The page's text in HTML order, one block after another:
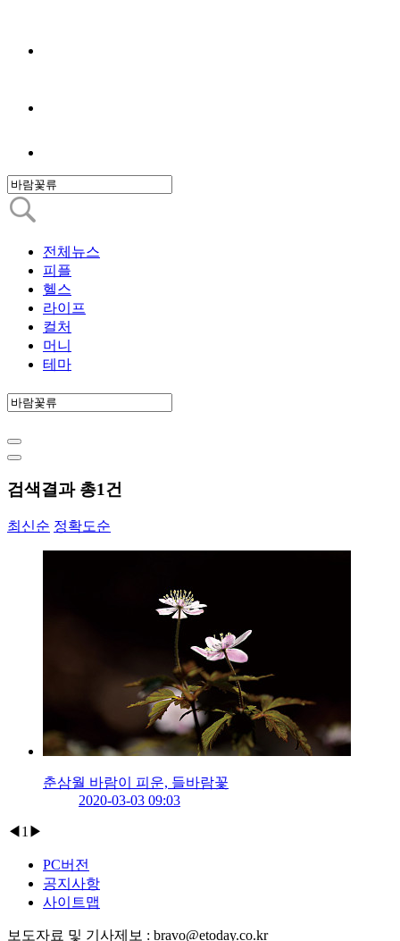
전체뉴스
피플
헬스
라이프
컬처
머니
테마
검색결과 총1건
최신순 정확도순
춘삼월 바람이 피운, 들바람꽃
2020-03-03 09:03
◀ 1 ▶
PC버전
공지사항
사이트맵
보도자료 및 기사제보 : bravo@etoday.co.kr